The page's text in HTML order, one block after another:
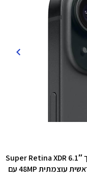
סמארטפון iPhone 15 מבית Apple, עם מסך 6.1″ Super Retina XDR
OLED display מעבד A16 Bionic, מצלמה ראשית עוצמתית 48MP עם